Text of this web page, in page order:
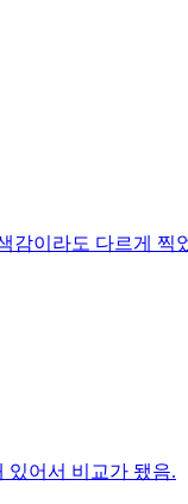
이라도 다르게 찍
있어서 비교가 됐음.